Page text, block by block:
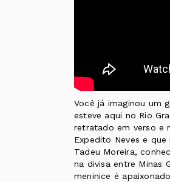
Você já imaginou um
esteve aqui no Rio
retratado em verso e
Expedito Neves e
Tadeu Moreira,
na divisa entre Minas
meninice é